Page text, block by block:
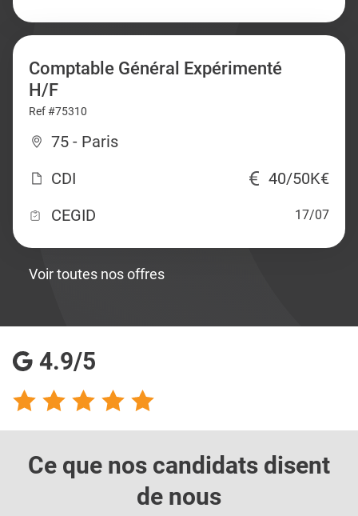
Comptable Général Expérimenté
H/F
Ref #75310
75 - Paris
CDI
40/50K€
CEGID
17/07
Voir toutes nos offres
4.9/5
Ce que nos candidats disent
de nous